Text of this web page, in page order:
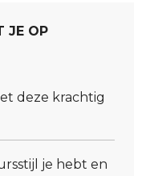
JE OP
deze krachtig
je hebt en